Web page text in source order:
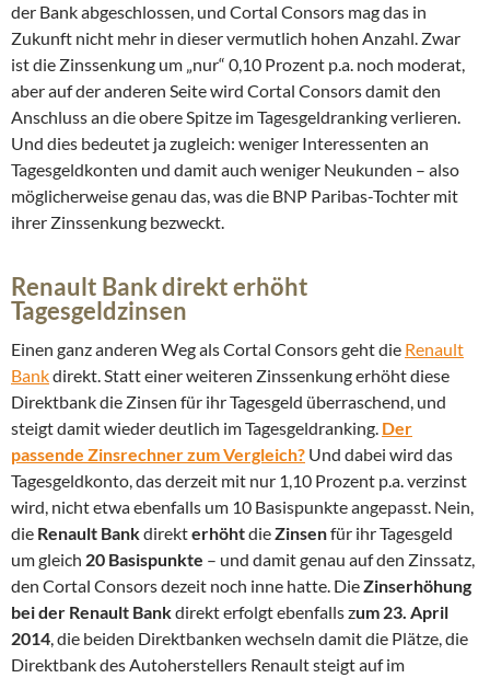
der Bank abgeschlossen, und Cortal Consors mag das in
Zukunft nicht mehr in dieser vermutlich hohen Anzahl. Zwar
ist die Zinssenkung um „nur“ 0,10 Prozent p.a. noch moderat,
aber auf der anderen Seite wird Cortal Consors damit den
Anschluss an die obere Spitze im Tagesgeldranking verlieren.
Und dies bedeutet ja zugleich: weniger Interessenten an
Tagesgeldkonten und damit auch weniger Neukunden – also
möglicherweise genau das, was die BNP Paribas-Tochter mit
ihrer Zinssenkung bezweckt.
Renault Bank direkt erhöht
Tagesgeldzinsen
Einen ganz anderen Weg als Cortal Consors geht die Renault
Bankdirekt. Statt einer weiteren Zinssenkung erhöht diese
Direktbank die Zinsen für ihr Tagesgeld überraschend, und
steigt damit wieder deutlich im Tagesgeldranking. Der
passende Zinsrechner zum Vergleich? Und dabei wird das
Tagesgeldkonto, das derzeit mit nur 1,10 Prozent p.a. verzinst
wird, nicht etwa ebenfalls um 10 Basispunkte angepasst. Nein,
die Renault BankdirekterhöhtdieZinsenfür ihr Tagesgeld
um gleich 20 Basispunkte – und damit genau auf den Zinssatz,
den Cortal Consors dezeit noch inne hatte. DieZinserhöhung
bei der Renault Bankdirekt erfolgt ebenfalls zum 23. April
2014, die beiden Direktbanken wechseln damit die Plätze, die
Direktbank des Autoherstellers Renault steigt auf im